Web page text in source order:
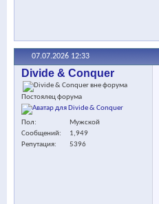
07.07.2026 12:33
Divide & Conquer
Постоялец форума
Пол
Мужской
Сообщений
1,949
Репутация
5396